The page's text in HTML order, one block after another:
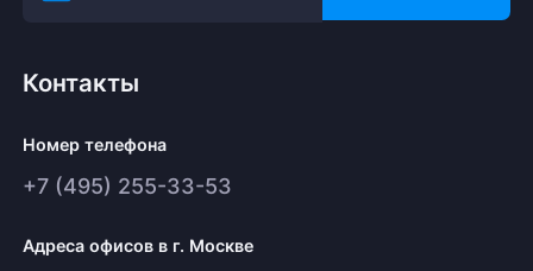
Контакты
Номер телефона
+7 (495) 255-33-53
Адреса офисов в г. Москве